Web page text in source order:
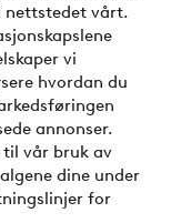
nettstedet vårt.
vi
hvordan du
annonser.
til vår bruk av
dine under
for
del opp
?